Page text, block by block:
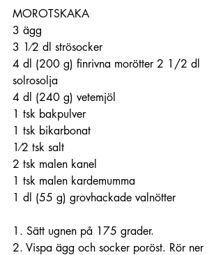
MOROTSKAKA
3 ägg
3 1⁄2 dl strösocker
4 dl (200 g) finrivna morötter 2 1/2 dl
solrosolja
4 dl (240 g) vetemjöl
1 tsk bakpulver
1 tsk bikarbonat
1⁄2 tsk salt
2 tsk malen kanel
1 tsk malen kardemumma
1 dl (55 g) grovhackade valnötter
1. Sätt ugnen på 175 grader.
2. Vispa ägg och socker poröst. Rör ner